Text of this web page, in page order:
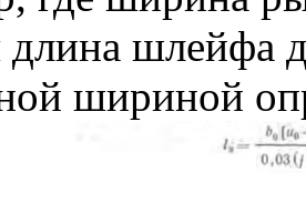
длина шлейфа
шириной